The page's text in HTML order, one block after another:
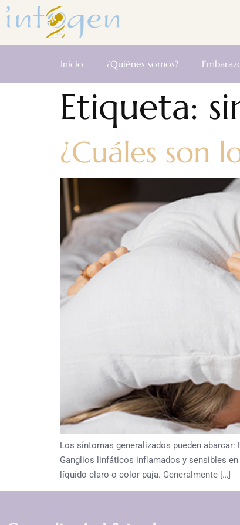
Inicio ¿Quiénes somos?
Etiqueta:
¿Cuáles son
Los síntomas generalizados pueden
Ganglios linfáticos inflamados y sensibles
líquido claro o color paja. Generalmente […]